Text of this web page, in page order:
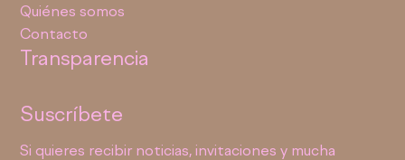
Quiénes somos
Contacto
Transparencia
Suscríbete
Si quieres recibir noticias, invitaciones y mucha